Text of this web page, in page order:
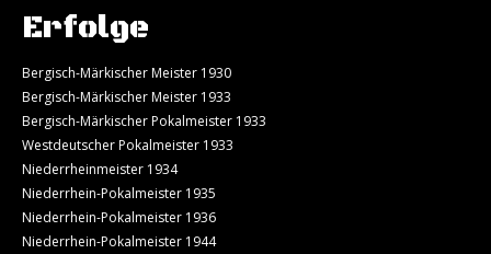
Erfolge
Bergisch-Märkischer Meister 1930
Bergisch-Märkischer Meister 1933
Bergisch-Märkischer Pokalmeister 1933
Westdeutscher Pokalmeister 1933
Niederrheinmeister 1934
Niederrhein-Pokalmeister 1935
Niederrhein-Pokalmeister 1936
Niederrhein-Pokalmeister 1944